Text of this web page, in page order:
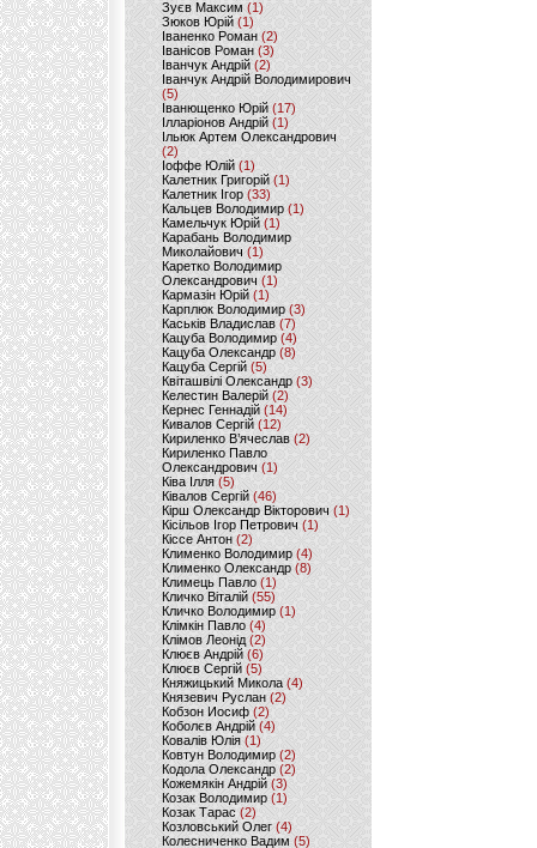
Зуєв Максим(1)
Зюков Юрій (1)
Іваненко Роман (2)
Іванісов Роман (3)
Іванчук Андрій(2)
Іванчук Андрій Володимирович
(5)
Іванющенко Юрій (17)
Ілларіонов Андрій (1)
Ільюк Артем Олександрович
(2)
Іоффе Юлій (1)
Калетник Григорій(1)
Калетник Ігор (33)
Кальцев Володимир(1)
Камельчук Юрій (1)
Карабань Володимир
Миколайович (1)
Каретко Володимир
Олександрович (1)
Кармазін Юрій(1)
Карплюк Володимир(3)
Каськів Владислав (7)
Кацуба Володимир (4)
Кацуба Олександр (8)
Кацуба Сергій (5)
Квіташвілі Олександр(3)
Келестин Валерій(2)
Кернес Геннадій (14)
Кивалов Сергій (12)
Кириленко В’ячеслав (2)
Кириленко Павло
Олександрович (1)
Ківа Ілля (5)
Ківалов Сергій(46)
Кірш Олександр Вікторович (1)
Кісільов Ігор Петрович (1)
Кіссе Антон (2)
Клименко Володимир(4)
Клименко Олександр (8)
Климець Павло (1)
Кличко Віталій(55)
Кличко Володимир (1)
Клімкін Павло (4)
Клімов Леонід(2)
Клюєв Андрій(6)
Клюєв Сергій (5)
Княжицький Микола(4)
Князевич Руслан (2)
Кобзон Иосиф(2)
Коболєв Андрій (4)
Ковалів Юлія(1)
Ковтун Володимир (2)
Кодола Олександр (2)
Кожемякін Андрій (3)
Козак Володимир (1)
Козак Тарас (2)
Козловський Олег(4)
Колесниченко Вадим (5)